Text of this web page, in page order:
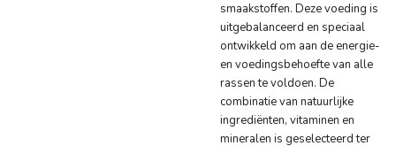
smaakstoffen. Deze voeding is
uitgebalanceerd en speciaal
ontwikkeld om aan de energie-
en voedingsbehoefte van alle
rassen te voldoen. De
combinatie van natuurlijke
ingrediënten, vitaminen en
mineralen is geselecteerd ter